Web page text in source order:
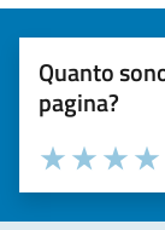
Quanto
pagina?
Valuta la
Seleziona il
Valuta
Valuta 2
Valuta 1 stelle